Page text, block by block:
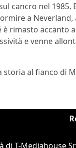
cancro nel
a
rimasto accanto
e venne
storia al fianco di
T-Mediahouse